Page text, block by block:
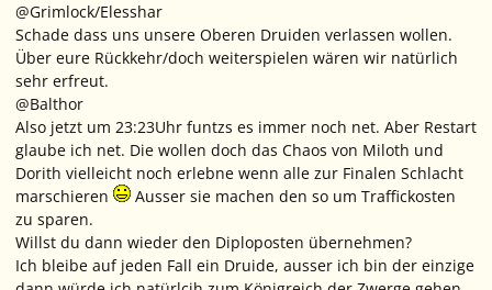
@Grimlock/Elesshar
Schade dass uns unsere Oberen Druiden verlassen wollen.
Über eure Rückkehr/doch weiterspielen wären wir natürlich
sehr erfreut.
@Balthor
Also jetzt um 23:23Uhr funtzs es immer noch net. Aber Restart
glaube ich net. Die wollen doch das Chaos von Miloth und
Dorith vielleicht noch erlebne wenn alle zur Finalen Schlacht
marschieren
Ausser sie machen den so um Traffickosten
zu sparen.
Willst du dann wieder den Diploposten übernehmen?
Ich bleibe auf jeden Fall ein Druide, ausser ich bin der einzige